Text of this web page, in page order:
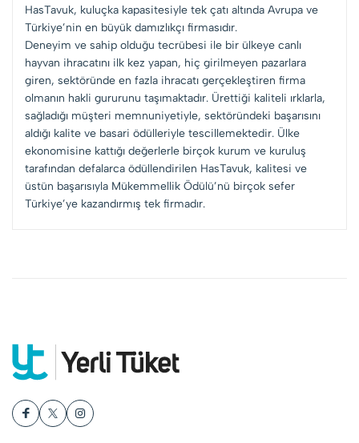
HasTavuk, kuluçka kapasitesiyle tek çatı altında Avrupa ve
Türkiye’nin en büyük damızlıkçı firmasıdır.
Deneyim ve sahip olduğu tecrübesi ile bir ülkeye canlı
hayvan ihracatını ilk kez yapan, hiç girilmeyen pazarlara
giren, sektöründe en fazla ihracatı gerçekleştiren firma
olmanın hakli gururunu taşımaktadır. Ürettiği kaliteli ırklarla,
sağladığı müşteri memnuniyetiyle, sektöründeki başarısını
aldığı kalite ve basari ödülleriyle tescillemektedir. Ülke
ekonomisine kattığı değerlerle birçok kurum ve kuruluş
tarafından defalarca ödüllendirilen HasTavuk, kalitesi ve
üstün başarısıyla Mükemmellik Ödülü’nü birçok sefer
Türkiye’ye kazandırmış tek firmadır.